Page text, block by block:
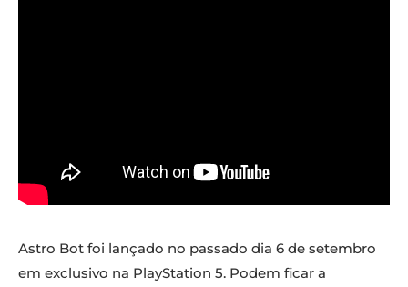
Astro Bot foi lançado no passado dia 6 de setembro
em exclusivo na PlayStation 5. Podem ficar a